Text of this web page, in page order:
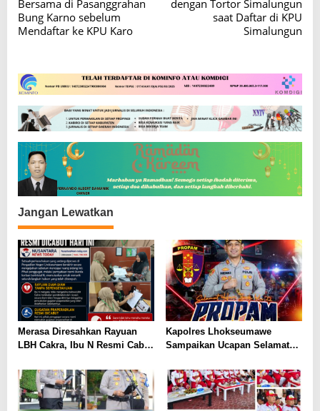
v
i
a
s
i
p
o
s
Bersama di Pasanggrahan
Bung Karno sebelum
Mendaftar ke KPU Karo
dengan Tortor Simalungun
saat Daftar di KPU
Simalungun
Jangan Lewatkan
Merasa Diresahkan Rayuan
LBH Cakra, Ibu N Resmi Cabut
Kapolres Lhokseumawe
Sampaikan Ucapan Selamat